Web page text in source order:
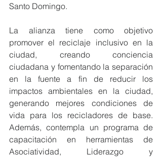
Santo Domingo.
La alianza tiene como objetivo
promover el reciclaje inclusivo en la
ciudad, creando conciencia
ciudadana y fomentando la separación
en la fuente a fin de reducir los
impactos ambientales en la ciudad,
generando mejores condiciones de
vida para los recicladores de base.
Además, contempla un programa de
capacitación en herramientas de
Asociatividad, Liderazgo y